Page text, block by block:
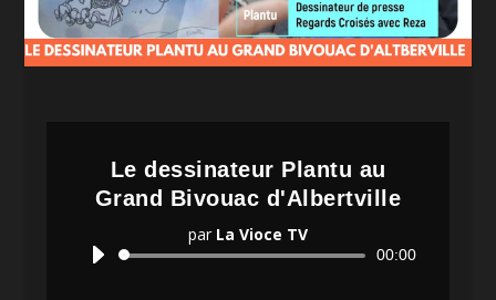
Le dessinateur Plantu au
Grand Bivouac d'Albertville
par La Vioce TV
Lecteur
00:00